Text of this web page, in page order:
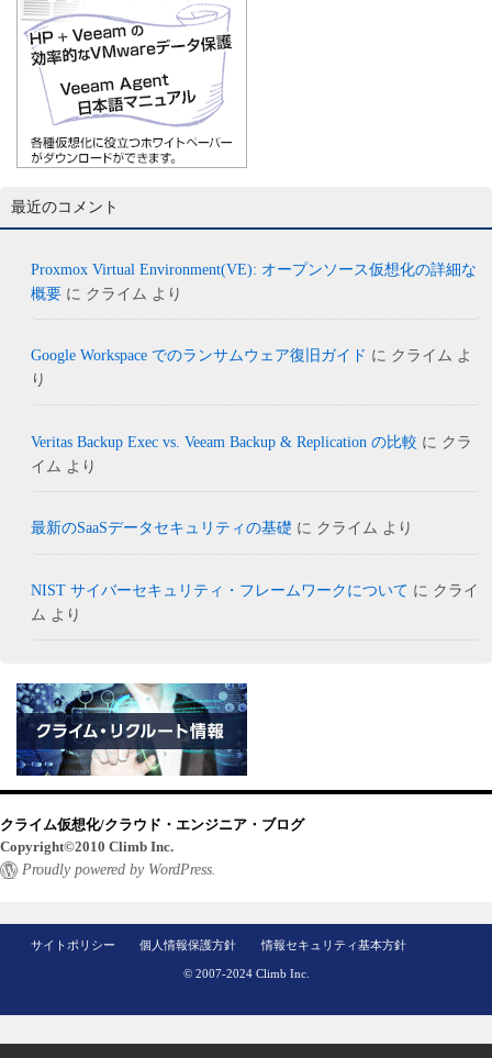
最近のコメント
Proxmox Virtual Environment(VE): オープンソース仮想化の詳細な
概要 に クライム より
Google Workspace でのランサムウェア復旧ガイド に クライム よ
り
Veritas Backup Exec vs. Veeam Backup & Replication の比較 に クラ
イム より
最新のSaaSデータセキュリティの基礎 に クライム より
NIST サイバーセキュリティ・フレームワークについて に クライ
ム より
クライム仮想化/クラウド・エンジニア・ブログ
Copyright©2010 Climb Inc.
Proudly powered by WordPress.
サイトポリシー 個人情報保護方針 情報セキュリティ基本方針
© 2007-2024 Climb Inc.